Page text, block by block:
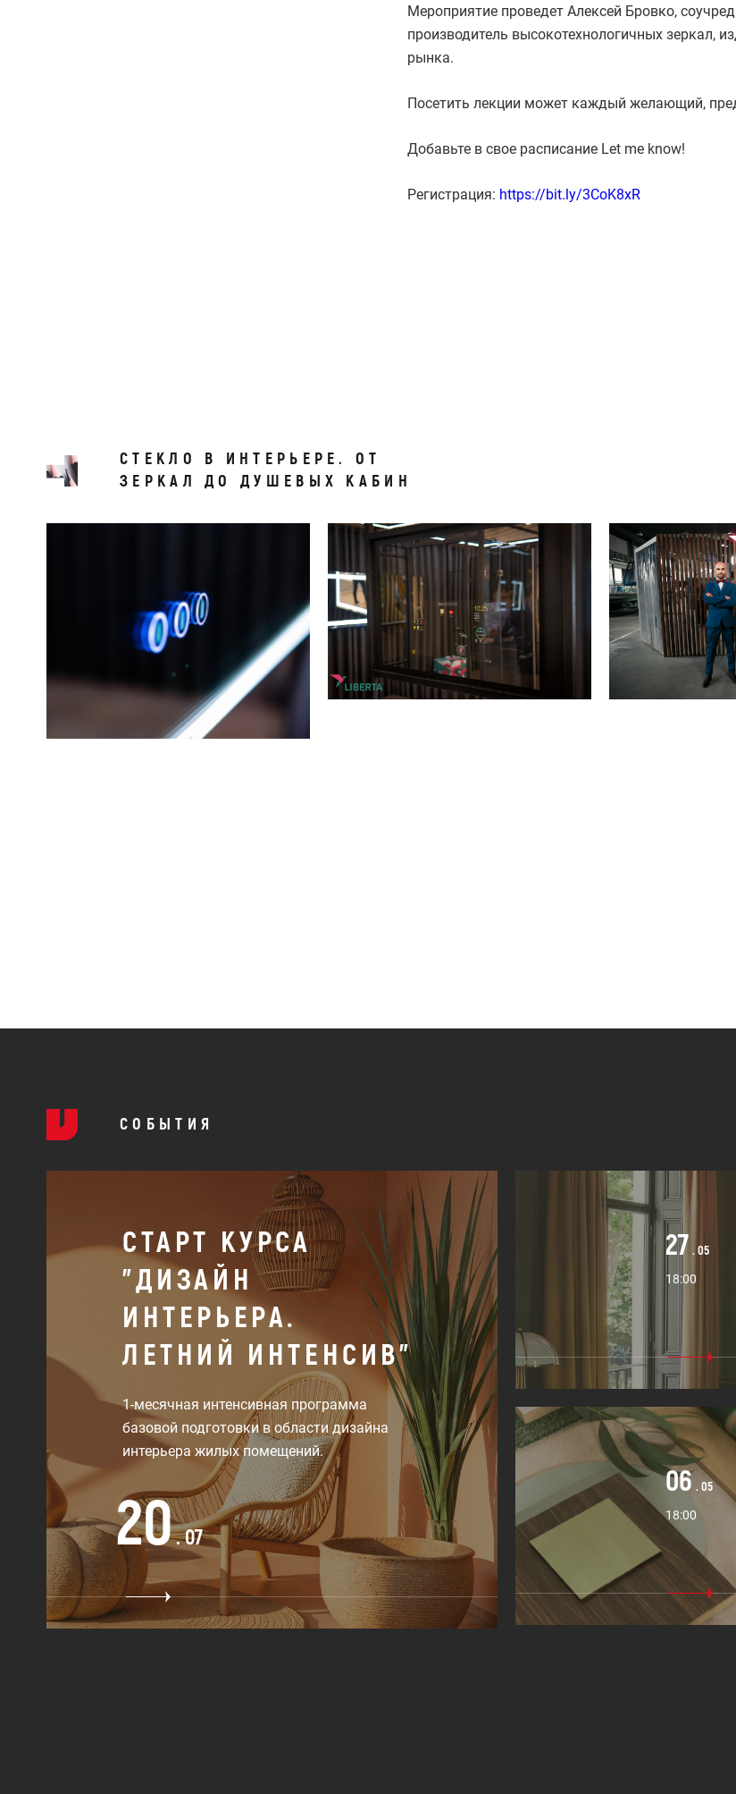
Мероприятие проведет Алексей Бровко,
производитель высокотехнологичных зеркал,
рынка.
Посетить лекции может каждый желающий,
Добавьте в свое расписание Let me know!
Регистрация: https://bit.ly/3CoK8xR
СТЕКЛО В ИНТЕРЬЕРЕ. ОТ
ЗЕРКАЛ ДО ДУШЕВЫХ КАБИН
СОБЫТИЯ
СТАРТ КУРСА
"ДИЗАЙН
ИНТЕРЬЕРА.
ЛЕТНИЙ ИНТЕНСИВ"
1-месячная интенсивная программа
базовой подготовки в области дизайна
интерьера жилых помещений.
20. 07
27 . 05
18:00
06 . 05
18:00